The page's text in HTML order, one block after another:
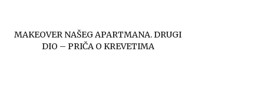
MAKEOVER NAŠEG APARTMANA. DRUGI
DIO – PRIČA O KREVETIMA